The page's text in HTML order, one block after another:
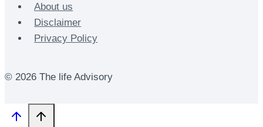
About us
Disclaimer
Privacy Policy
© 2026 The life Advisory